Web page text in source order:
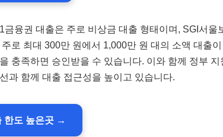
금융권 대출은 주로 비상금 대출 형태이며, SGI서
로 최대 300만 원에서 1,000만 원 대의 소액 대출
충족하면 승인받을 수 있습니다. 이와 함께 정부
과 함께 대출 접근성을 높이고 있습니다.
한도 높은곳 →